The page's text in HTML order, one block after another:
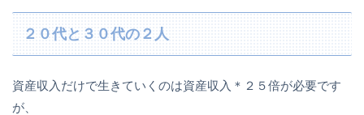
２０代と３０代の２人
資産収入だけで生きていくのは資産収入＊２５倍が必要です
が、